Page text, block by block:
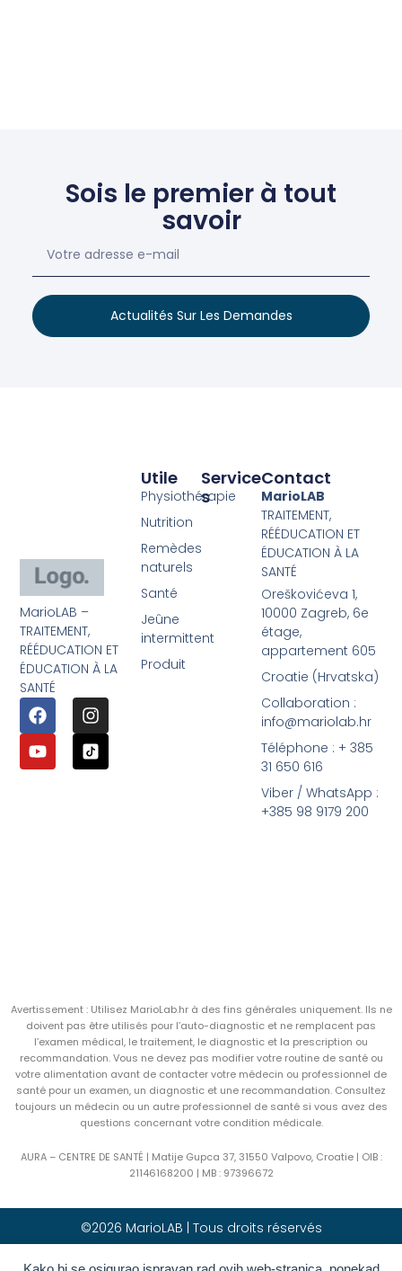
Sois le premier à tout
savoir
Actualités Sur Les Demandes
MarioLAB –
TRAITEMENT,
RÉÉDUCATION ET
ÉDUCATION À LA
SANTÉ
Service
S
Utile
Physiothérapie
Nutrition
Remèdes
naturels
Santé
Jeûne
intermittent
Produit
Contact
MarioLAB
TRAITEMENT,
RÉÉDUCATION ET
ÉDUCATION À LA
SANTÉ
Oreškovićeva 1,
10000 Zagreb, 6e
étage,
appartement 605
Croatie (Hrvatska)
Collaboration :
info@mariolab.hr
Téléphone : + 385
31 650 616
Viber / WhatsApp :
+385 98 9179 200
Avertissement : Utilisez MarioLab.hr à des fins générales uniquement. Ils ne
doivent pas être utilisés pour l’auto-diagnostic et ne remplacent pas
l’examen médical, le traitement, le diagnostic et la prescription ou
recommandation. Vous ne devez pas modifier votre routine de santé ou
votre alimentation avant de contacter votre médecin ou professionnel de
santé pour un examen, un diagnostic et une recommandation. Consultez
toujours un médecin ou un autre professionnel de santé si vous avez des
questions concernant votre condition médicale.
AURA – CENTRE DE SANTÉ | Matije Gupca 37, 31550 Valpovo, Croatie | OIB :
21146168200 | MB : 97396672
©2026 MarioLAB | Tous droits réservés